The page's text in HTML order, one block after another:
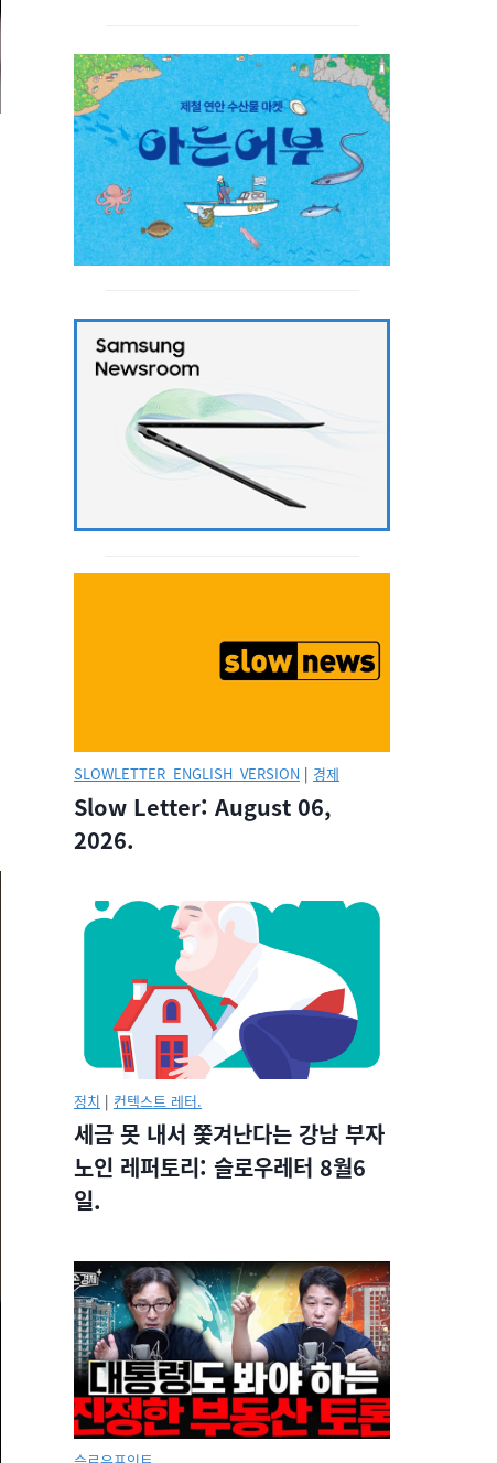
SLOWLETTER_ENGLISH_VERSION | 경제
Slow Letter: August 06,
2026.
정치 | 컨텍스트 레터.
세금 못 내서 쫓겨난다는 강남 부자
노인 레퍼토리: 슬로우레터 8월6
일.